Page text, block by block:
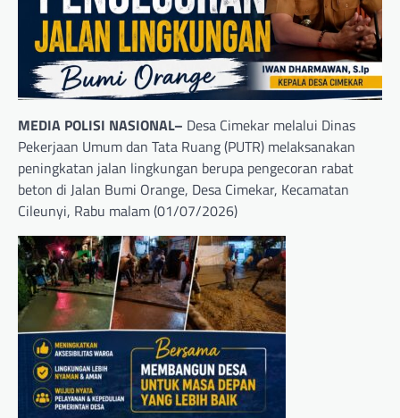
MEDIA POLISI NASIONAL– Desa Cimekar melalui Dinas
Pekerjaan Umum dan Tata Ruang (PUTR) melaksanakan
peningkatan jalan lingkungan berupa pengecoran rabat
beton di Jalan Bumi Orange, Desa Cimekar, Kecamatan
Cileunyi, Rabu malam (01/07/2026)